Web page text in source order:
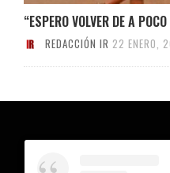
“ESPERO VOLVER DE A
REDACCIÓN IR 22 ENERO,